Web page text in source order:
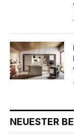
NEUESTER